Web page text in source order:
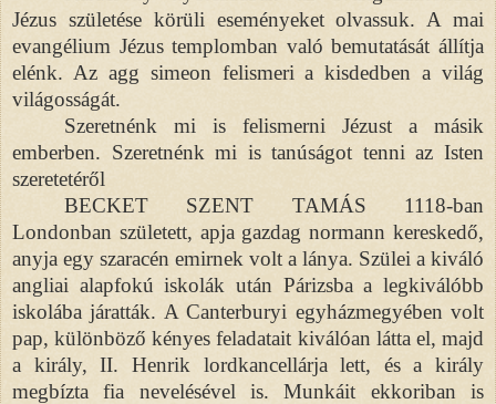
Jézus születése körüli eseményeket olvassuk. A mai
evangélium Jézus templomban való bemutatását állítja
elénk. Az agg simeon felismeri a kisdedben a világ
világosságát.
Szeretnénk mi is felismerniJézust a másik
emberben. Szeretnénk mi is tanúságot tenni az Isten
szeretetéről
BECKET SZENT TAMÁS 1118-ban
Londonban született, apja gazdag normann kereskedő,
anyja egy szaracén emirnek volt a lánya. Szülei a kiváló
angliai alapfokú iskolák után Párizsba a legkiválóbb
iskolába járatták. A Canterburyi egyházmegyében volt
pap, különböző kényes feladatait kiválóan látta el, majd
a király, II. Henrik lordkancellárja lett, és a király
megbízta fia nevelésével is. Munkáit ekkoriban is